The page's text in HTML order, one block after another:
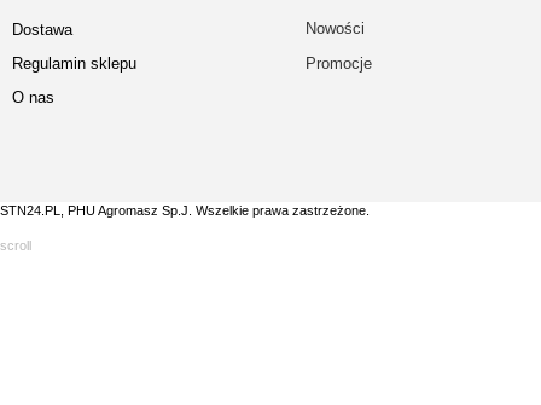
Dostawa
Regulamin sklepu
O nas
Nowości
Promocje
STN24.PL, PHU Agromasz Sp.J. Wszelkie prawa zastrzeżone.
scroll